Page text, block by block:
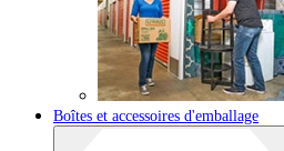
Boîtes et accessoires d'emballage